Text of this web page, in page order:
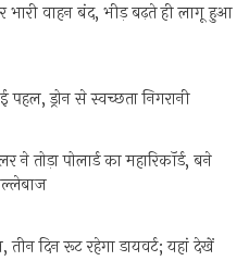
भारी वाहन बंद, भीड़ बढ़ते ही लागू हुआ
पहल, ड्रोन से स्वच्छता निगरानी
तोड़ा पोलार्ड का महारिकॉर्ड, बने
तीन दिन रूट रहेगा डायवर्ट; यहां देखें